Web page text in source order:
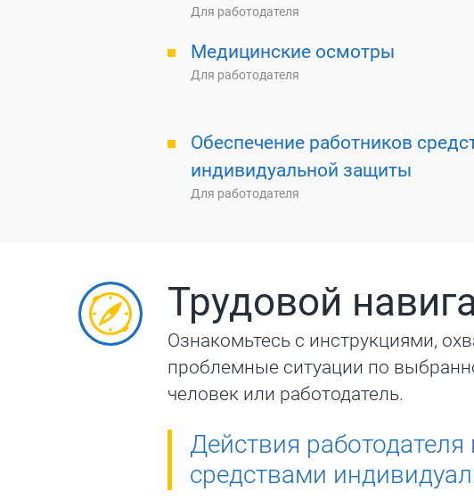
Для работодателя
Медицинские осмотры
Для работодателя
Обеспечение работников
индивидуальной защиты
Для работодателя
Трудовой
Ознакомьтесь с инструкциями,
проблемные ситуации по
человек или работодатель.
Действия
средствами